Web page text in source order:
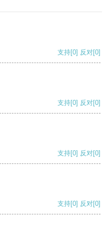
支持[0] 反对[0]
支持[0] 反对[0]
支持[0] 反对[0]
支持[0] 反对[0]